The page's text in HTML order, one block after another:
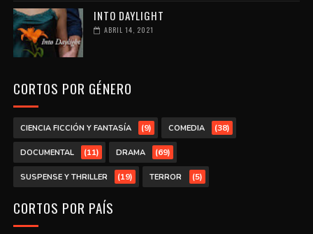
INTO DAYLIGHT
ABRIL 14, 2021
CORTOS POR GÉNERO
CIENCIA FICCIÓN Y FANTASÍA (9) COMEDIA (38)
DOCUMENTAL (11) DRAMA (69)
SUSPENSE Y THRILLER (19) TERROR (5)
CORTOS POR PAÍS